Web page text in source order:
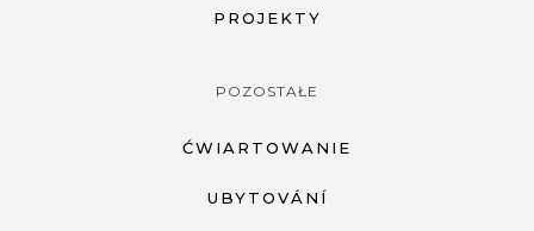
PROJEKTY
POZOSTAŁE
ĆWIARTOWANIE
UBYTOVÁNÍ